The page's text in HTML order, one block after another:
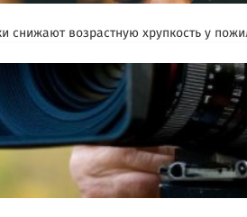
снижают возрастную хрупкость у